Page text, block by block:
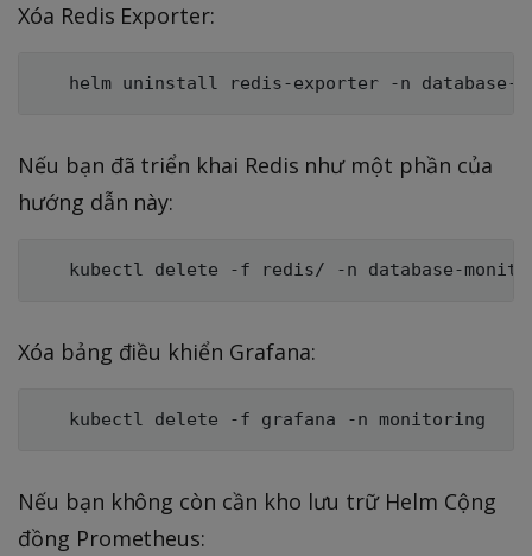
Xóa Redis Exporter:
Nếu bạn đã triển khai Redis như một phần của
hướng dẫn này:
Xóa bảng điều khiển Grafana:
Nếu bạn không còn cần kho lưu trữ Helm Cộng
đồng Prometheus: